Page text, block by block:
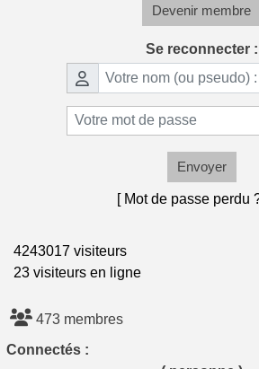
Devenir membre
Se reconnecter :
Envoyer
[ Mot de passe perdu
4243017 visiteurs
23 visiteurs en ligne
473 membres
Connectés :